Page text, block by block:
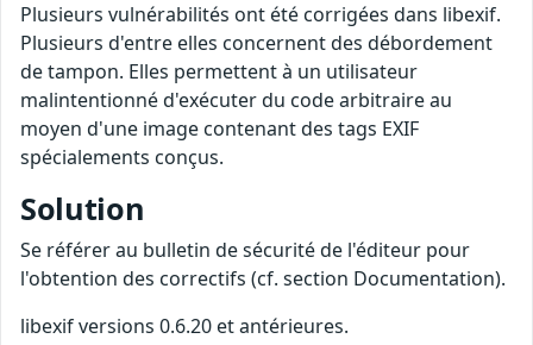
Plusieurs vulnérabilités ont été corrigées dans libexif.
Plusieurs d'entre elles concernent des débordement
de tampon. Elles permettent à un utilisateur
malintentionné d'exécuter du code arbitraire au
moyen d'une image contenant des tags EXIF
spécialements conçus.
Solution
Se référer au bulletin de sécurité de l'éditeur pour
l'obtention des correctifs (cf. section Documentation).
libexif versions 0.6.20 et antérieures.